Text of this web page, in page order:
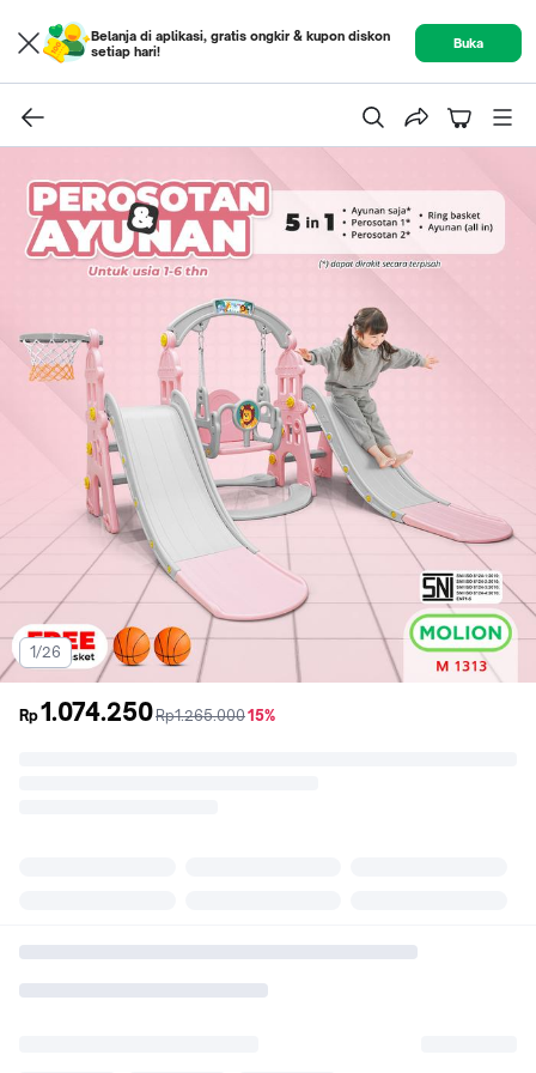
Belanja di aplikasi, gratis ongkir & kupon diskon
setiap hari!
Buka
1/26
Rp1.074.250sebelum
Rp1.265.000diskon
15%